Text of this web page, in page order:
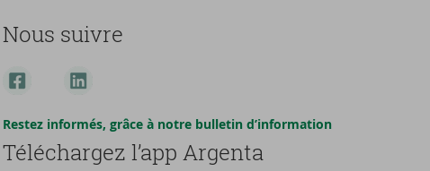
Nous suivre
Restez informés, grâce à notre bulletin d’information
Téléchargez l’app Argenta